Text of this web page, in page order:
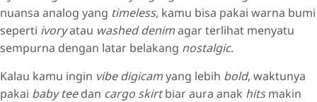
nuansa analog yang timeless, kamu bisa pakai warna bumi
seperti ivoryatau washed denimagar terlihat menyatu
sempurna dengan latar belakang nostalgic.
Kalau kamu ingin vibe digicamyang lebih bold, waktunya
pakai baby teedan cargo skirtbiar aura anak hitsmakin